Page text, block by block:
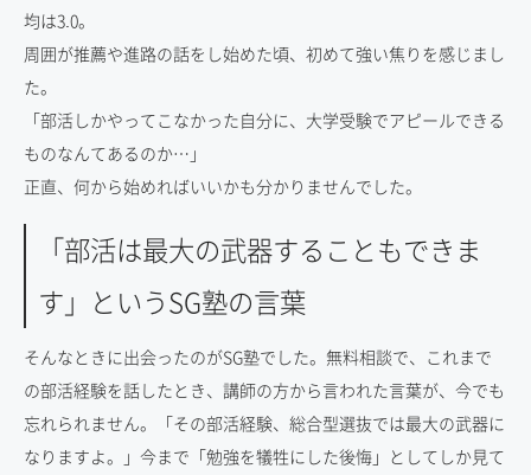
均は3.0。
周囲が推薦や進路の話をし始めた頃、初めて強い焦りを感じまし
た。
「部活しかやってこなかった自分に、大学受験でアピールできる
ものなんてあるのか…」
正直、何から始めればいいかも分かりませんでした。
「部活は最大の武器することもできま
す」というSG塾の言葉
そんなときに出会ったのがSG塾でした。無料相談で、これまで
の部活経験を話したとき、講師の方から言われた言葉が、今でも
忘れられません。「その部活経験、総合型選抜では最大の武器に
なりますよ。」今まで「勉強を犠牲にした後悔」としてしか見て